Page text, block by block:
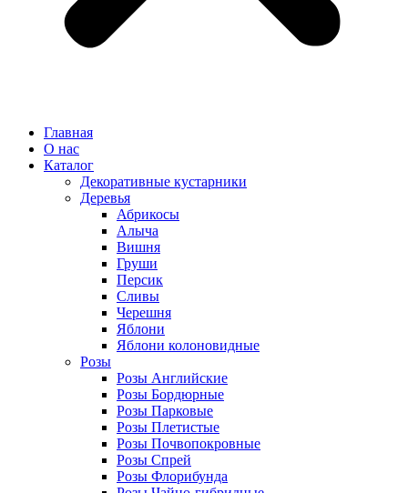
Главная
О нас
Каталог
Декоративные кустарники
Деревья
Абрикосы
Алыча
Вишня
Груши
Персик
Сливы
Черешня
Яблони
Яблони колоновидные
Розы
Розы Английские
Розы Бордюрные
Розы Парковые
Розы Плетистые
Розы Почвопокровные
Розы Спрей
Розы Флорибунда